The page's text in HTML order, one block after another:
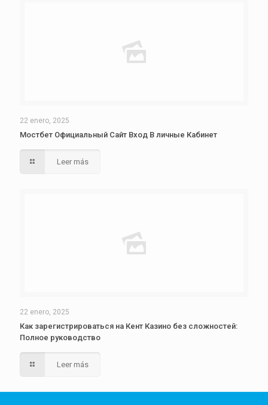
22 enero, 2025
Мостбет Официальный Сайт Вход В личные Кабинет
Leer más
22 enero, 2025
Как зарегистрироваться на Кент Казино без сложностей:
Полное руководство
Leer más